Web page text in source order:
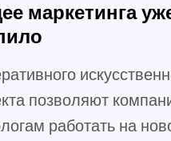
маркетинга
позволяют
работать на